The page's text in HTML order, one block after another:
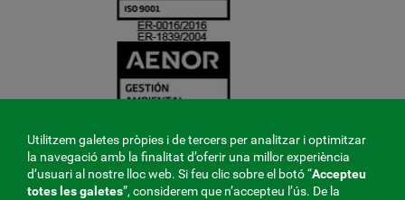
Utilitzem galetes pròpies i de tercers per analitzar i optimitzar
la navegació amb la finalitat d’oferir una millor experiència
d’usuari al nostre lloc web. Si feu clic sobre el botó “Accepteu
totes les galetes”, considerem que n’accepteu l’ús. De la